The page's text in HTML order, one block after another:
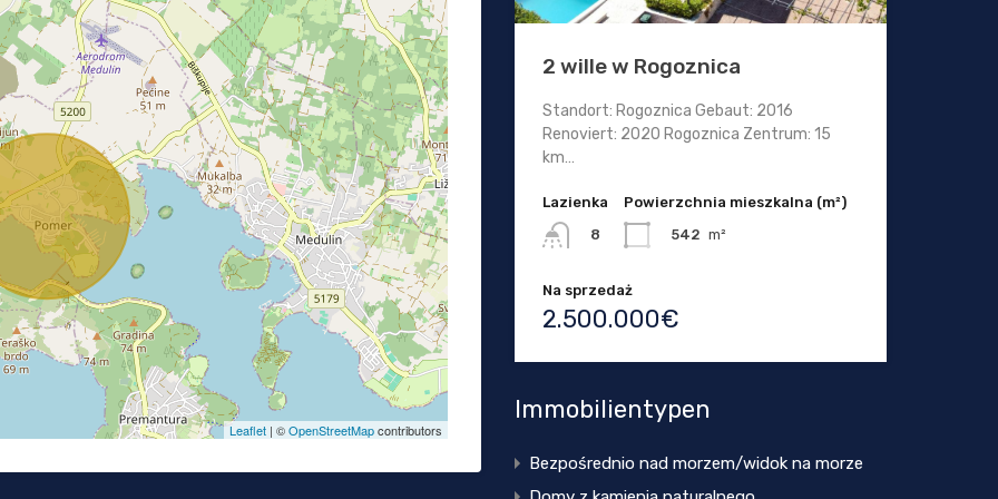
Leaflet| ©OpenStreetMapcontributors
2 wille w Rogoznica
Standort: Rogoznica Gebaut: 2016
Renoviert: 2020 Rogoznica Zentrum: 15
km…
Lazienka
8
Powierzchnia mieszkalna (m²)
542 m²
Na sprzedaż
2.500.000€
Immobilientypen
Bezpośrednio nad morzem/widok na morze